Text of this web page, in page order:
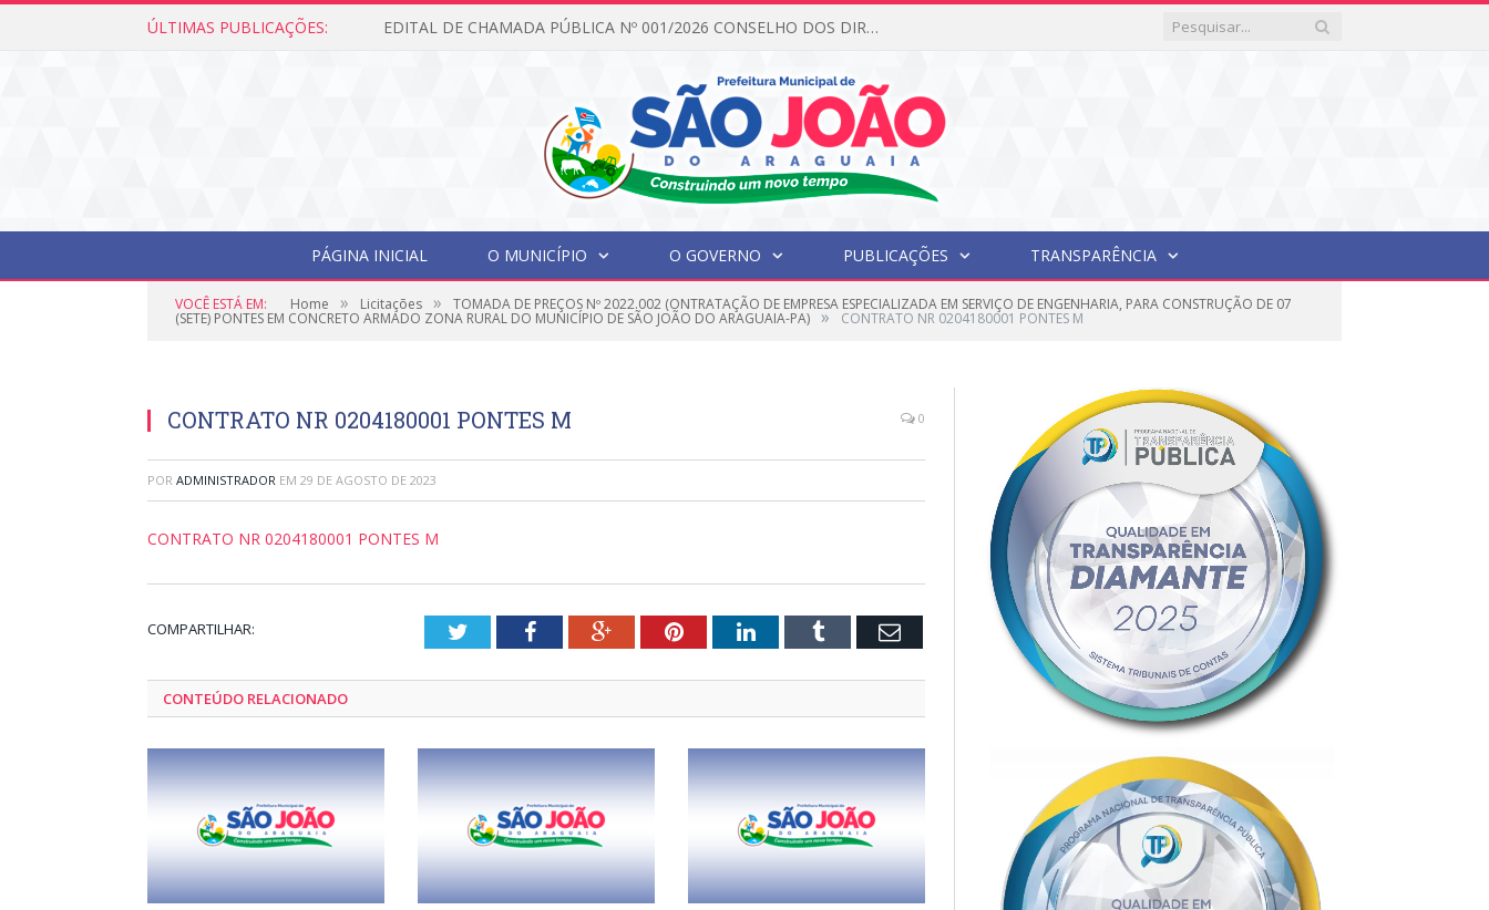
ÚLTIMAS PUBLICAÇÕES: EDITAL DE CHAMADA PÚBLICA Nº 001/2026 CONSELHO DOS DIREITOS DA CRIANÇA E DO ADOLESCENTE
PÁGINA INICIAL O MUNICÍPIO O GOVERNO PUBLICAÇÕES TRANSPARÊNCIA
VOCÊ ESTÁ EM: Home » Licitações » TOMADA DE PREÇOS Nº 2022.002 (ONTRATAÇÃO DE EMPRESA ESPECIALIZADA EM SERVIÇO DE ENGENHARIA, PARA CONSTRUÇÃO DE 07
(SETE) PONTES EM CONCRETO ARMADO ZONA RURAL DO MUNICÍPIO DE SÃO JOÃO DO ARAGUAIA-PA) » CONTRATO NR 0204180001 PONTES M
CONTRATO NR 0204180001 PONTES M 0
POR ADMINISTRADOR EM 29 DE AGOSTO DE 2023
CONTRATO NR 0204180001 PONTES M
COMPARTILHAR: TwitterFacebookGoogle+PinterestLinkedInTumblr Email
CONTEÚDO RELACIONADO